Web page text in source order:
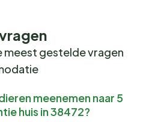
gestelde vragen
meenemen naar 5
huis in 38472?